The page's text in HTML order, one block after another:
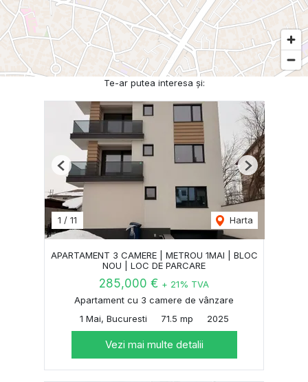
Te-ar putea interesa și:
1 / 11 Harta
Previous Next
APARTAMENT 3 CAMERE | METROU 1MAI | BLOC
NOU | LOC DE PARCARE
285,000 € + 21% TVA
Apartament cu 3 camere de vânzare
1 Mai, Bucuresti
71.5 mp 2025
Vezi mai multe detalii